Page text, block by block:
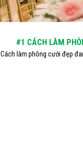
#1 CÁCH LÀM
Cách làm phông cưới đẹp